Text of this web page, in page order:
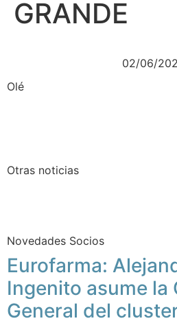
GRANDE
02/06/
Olé
Otras noticias
Novedades Socios
Eurofarma:
Ingenito asume la
General del